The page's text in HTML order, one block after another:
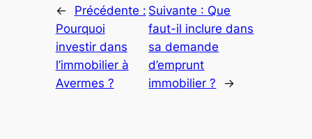
←
Précédente :
Pourquoi
investir dans
l’immobilier à
Avermes ?
Suivante : Que
faut-il inclure dans
sa demande
d’emprunt
immobilier ?
→